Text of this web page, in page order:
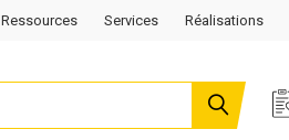
Ressources Services Réalisations